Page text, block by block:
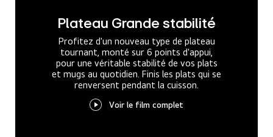
Plateau Grande stabilité
Profitez d'un nouveau type de plateau
tournant, monté sur 6 points d'appui,
pour une véritable stabilité de vos plats
et mugs au quotidien. Finis les plats qui se
renversent pendant la cuisson.
Voir le film complet